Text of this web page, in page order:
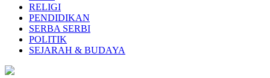
RELIGI
PENDIDIKAN
SERBA SERBI
POLITIK
SEJARAH & BUDAYA